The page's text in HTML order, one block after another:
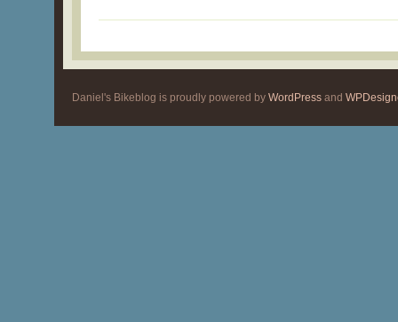
Daniel's Bikeblog is proudly powered by WordPress and